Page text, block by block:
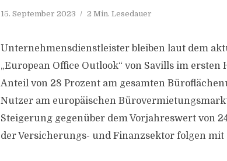
15. September 2023 2 Min. Lesedauer
Unternehmensdienstleister bleiben laut dem
„European Office Outlook“ von Savills im
Anteil von 28 Prozent am gesamten
Nutzer am europäischen
Steigerung gegenüber dem Vorjahreswert von
der Versicherungs- und Finanzsektor folgen mit